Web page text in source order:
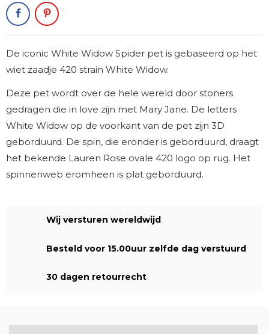
De iconic White Widow Spider pet is gebaseerd op het
wiet zaadje 420 strain White Widow.
Deze pet wordt over de hele wereld door stoners
gedragen die in love zijn met Mary Jane. De letters
White Widow op de voorkant van de pet zijn 3D
geborduurd. De spin, die eronder is geborduurd, draagt
het bekende Lauren Rose ovale 420 logo op rug. Het
spinnenweb eromheen is plat geborduurd.
Wij versturen wereldwijd
Besteld voor 15.00uur zelfde dag verstuurd
30 dagen retourrecht